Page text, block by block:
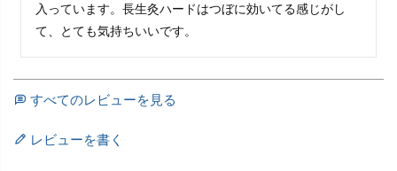
入っています。長生灸ハードはつぼに効いてる感じがし
すべてのレビューを見る
レビューを書く